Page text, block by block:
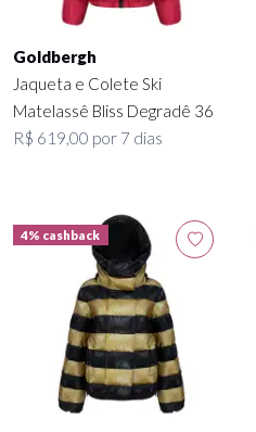
Goldbergh
Jaqueta e Colete Ski
Matelassê Bliss Degradê 36
R$ 619,00 por 7 dias
4% cashback